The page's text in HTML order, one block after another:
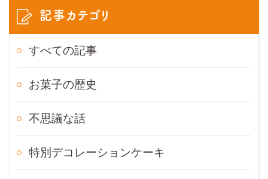
記事カテゴリ
すべての記事
お菓子の歴史
不思議な話
特別デコレーションケーキ